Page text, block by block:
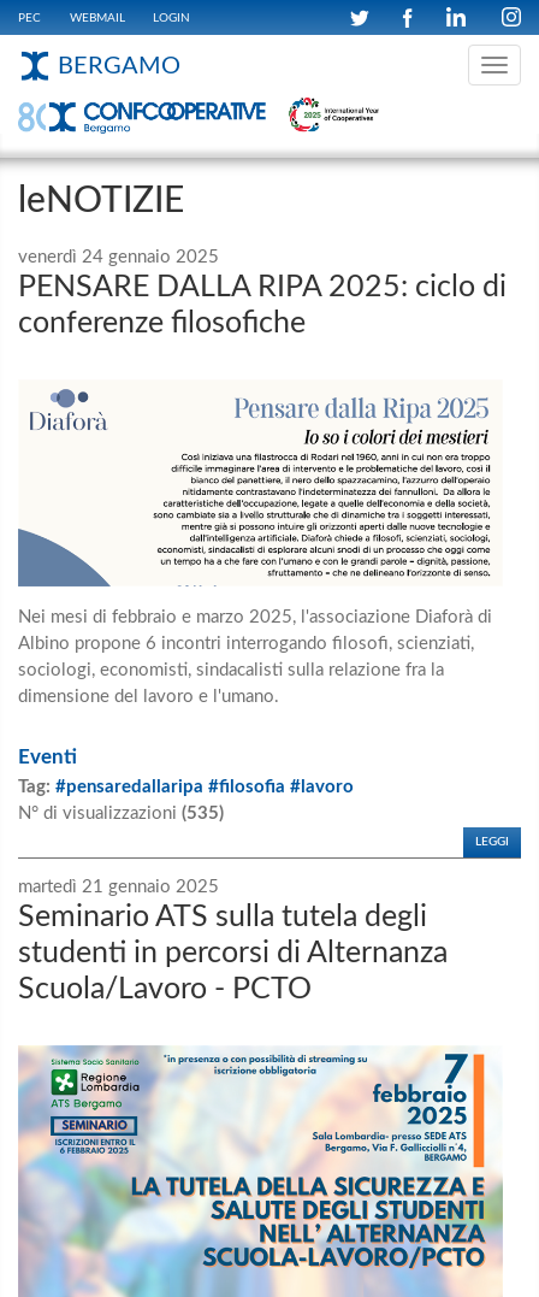
PEC WEBMAIL LOGIN
Toggle
BERGAMO
leNOTIZIE
venerdì 24 gennaio 2025
PENSARE DALLA RIPA 2025: ciclo di
conferenze filosofiche
Nei mesi di febbraio e marzo 2025, l'associazione Diaforà di
Albino propone 6 incontri interrogando filosofi, scienziati,
sociologi, economisti, sindacalisti sulla relazione fra la
dimensione del lavoro e l'umano.
Eventi
Tag: #pensaredallaripa #filosofia #lavoro
N° di visualizzazioni (535)
LEGGI
martedì 21 gennaio 2025
Seminario ATS sulla tutela degli
studenti in percorsi di Alternanza
Scuola/Lavoro - PCTO